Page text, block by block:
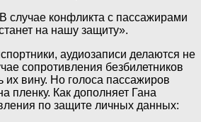
случае конфликта с пассажирами
на нашу защиту».
аудиозаписи делаются не
сопротивления безбилетников
их вину. Но голоса пассажиров
пленку. Как дополняет Гана
по защите личных данных: